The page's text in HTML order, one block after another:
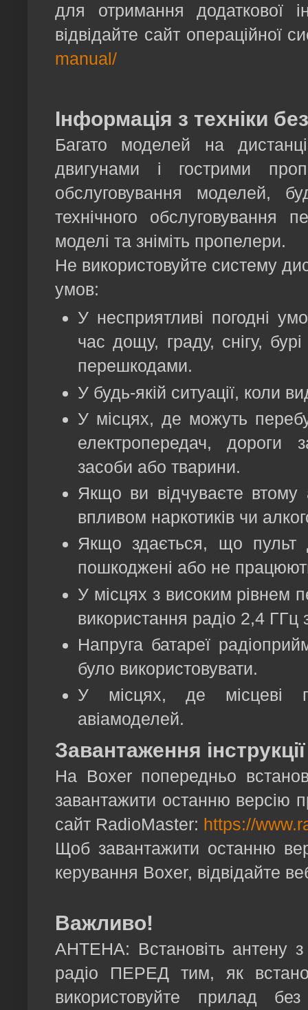
для отримання додаткової
відвідайте сайт операційної
manual/
Інформація з техніки
Багато моделей на
двигунами і гострими
обслуговування моделей,
технічного обслуговування
моделі та зніміть пропелери.
Не використовуйте систему
умов:
У несприятливі погодні
час дощу, граду, снігу,
перешкодами.
У будь-якій ситуації, коли
У місцях, де можуть
електропередач, дороги
засоби або тварини.
Якщо ви відчуваєте
впливом наркотиків чи
Якщо здається, що пульт
пошкоджені або не
У місцях з високим рівнем
використання радіо 2,4 ГГц
Напруга батареї
було використовувати.
У місцях, де місцеві
авіамоделей.
Завантаження
На Boxer попередньо
завантажити останню версію
сайт RadioMaster: https://
Щоб завантажити останню
керування Boxer, відвідайте
Важливо!
АНТЕНА: Встановіть антену з
радіо ПЕРЕД тим, як
використовуйте прилад